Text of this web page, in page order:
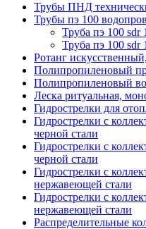
Трубы ПНД
Трубы пэ 100
Труба пэ 100 sdr
Труба пэ 100 sdr
Ротанг
Полипропиленовый
Полипропиленовый
Леска ритуальная,
Гидрострелки для
Гидрострелки с
черной стали
Гидрострелки с
черной стали
Гидрострелки с
нержавеющей стали
Гидрострелки с
нержавеющей стали
Распределительные